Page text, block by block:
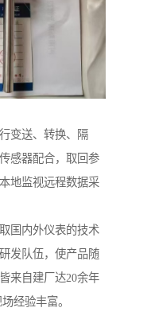
变送、转换、隔
感器配合，取回参
地监视远程数据采
国内外仪表的技术
发队伍，使产品随
来自建厂达20余年
经验丰富。